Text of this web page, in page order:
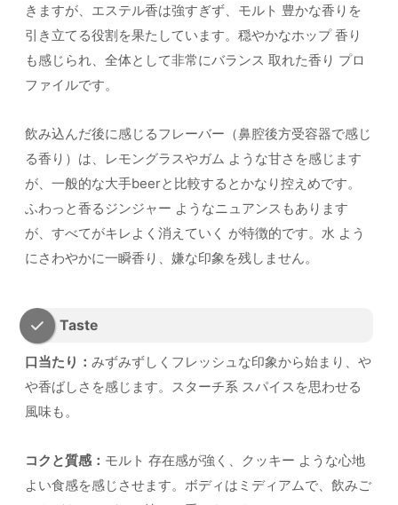
きますが、エステル香は強すぎず、モルト 豊かな香りを
引き立てる役割を果たしています。穏やかなホップ 香り
も感じられ、全体として非常にバランス 取れた香り プロ
ファイルです。
飲み込んだ後に感じるフレーバー（鼻腔後方受容器で感じ
る香り）は、レモングラスやガム ような甘さを感じます
が、一般的な大手beerと比較するとかなり控えめです。
ふわっと香るジンジャー ようなニュアンスもあります
が、すべてがキレよく消えていく が特徴的です。水 よう
にさわやかに一瞬香り、嫌な印象を残しません。
Taste
口当たり： みずみずしくフレッシュな印象から始まり、や
や香ばしさを感じます。スターチ系 スパイスを思わせる
風味も。
コクと質感： モルト 存在感が強く、クッキー ような心地
よい食感を感じさせます。ボディはミディアムで、飲みご